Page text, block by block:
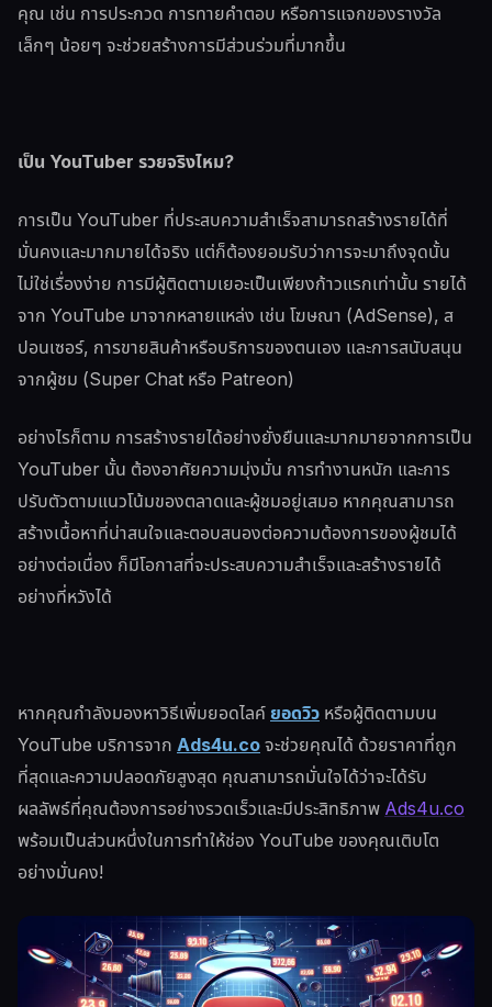
คุณ เช่น การประกวด การทายคำตอบ หรือการแจกของรางวัล
เล็กๆ น้อยๆ จะช่วยสร้างการมีส่วนร่วมที่มากขึ้น
เป็น YouTuber รวยจริงไหม?
การเป็น YouTuber ที่ประสบความสำเร็จสามารถสร้างรายได้ที่
มั่นคงและมากมายได้จริง แต่ก็ต้องยอมรับว่าการจะมาถึงจุดนั้น
ไม่ใช่เรื่องง่าย การมีผู้ติดตามเยอะเป็นเพียงก้าวแรกเท่านั้น รายได้
จาก YouTube มาจากหลายแหล่ง เช่น โฆษณา (AdSense), ส
ปอนเซอร์, การขายสินค้าหรือบริการของตนเอง และการสนับสนุน
จากผู้ชม (Super Chat หรือ Patreon)
อย่างไรก็ตาม การสร้างรายได้อย่างยั่งยืนและมากมายจากการเป็น
YouTuber นั้น ต้องอาศัยความมุ่งมั่น การทำงานหนัก และการ
ปรับตัวตามแนวโน้มของตลาดและผู้ชมอยู่เสมอ หากคุณสามารถ
สร้างเนื้อหาที่น่าสนใจและตอบสนองต่อความต้องการของผู้ชมได้
อย่างต่อเนื่อง ก็มีโอกาสที่จะประสบความสำเร็จและสร้างรายได้
อย่างที่หวังได้
หากคุณกำลังมองหาวิธีเพิ่มยอดไลค์ยอดวิว หรือผู้ติดตามบน
YouTube บริการจาก Ads4u.coจะช่วยคุณได้ ด้วยราคาที่ถูก
ที่สุดและความปลอดภัยสูงสุด คุณสามารถมั่นใจได้ว่าจะได้รับ
ผลลัพธ์ที่คุณต้องการอย่างรวดเร็วและมีประสิทธิภาพAds4u.co
พร้อมเป็นส่วนหนึ่งในการทำให้ช่อง YouTube ของคุณเติบโต
อย่างมั่นคง!